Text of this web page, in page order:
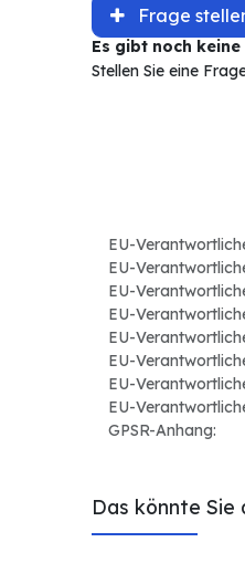
Frage
Es gibt noch keine
Stellen Sie eine
EU-
EU-
EU-
EU-
EU-
EU-
EU-
EU-
GPSR-Anhang:
Das könnte Sie